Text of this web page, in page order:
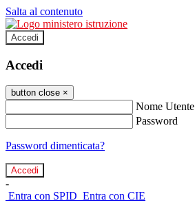
Salta al contenuto
Accedi
Accedi
button close ×
Nome Utente
Password
Password dimenticata?
-
Entra con SPID Entra con CIE